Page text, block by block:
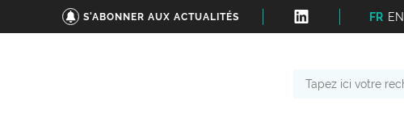
S'ABONNER AUX ACTUALITÉS FR EN